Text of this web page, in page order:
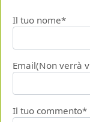
Il tuo nome*
Email(Non verrà
Il tuo commento*